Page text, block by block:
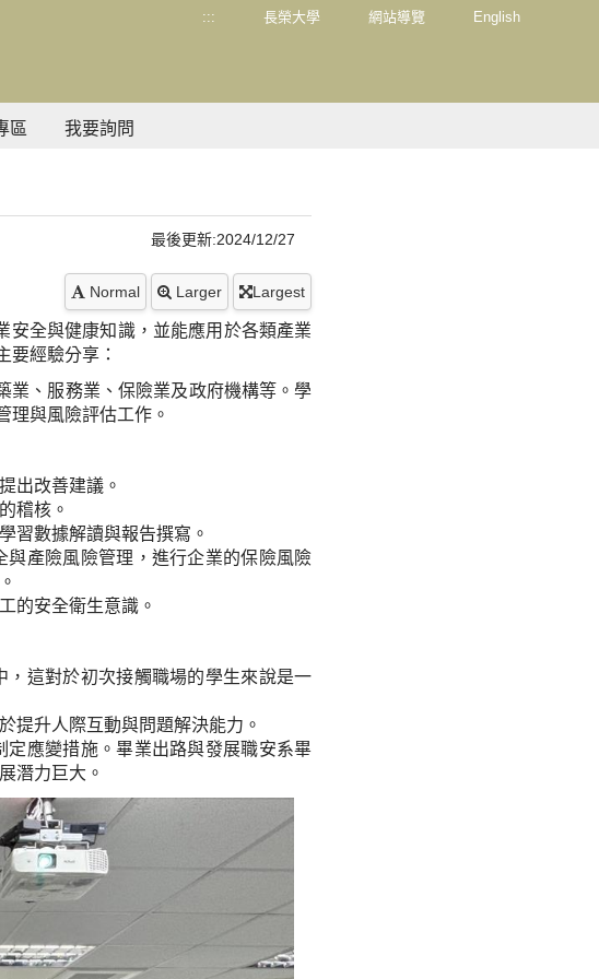
::: 長榮大學 網站導覽 English
區 我要詢問
最後更新:2024/12/27
Normal Larger Largest
安全與健康知識，並能應用於各類產業
要經驗分享：
業、服務業、保險業及政府機構等。學
理與風險評估工作。
出改善建議。
稽核。
習數據解讀與報告撰寫。
產險風險管理，進行企業的保險風險
的安全衛生意識。
這對於初次接觸職場的學生來說是一
提升人際互動與問題解決能力。
應變措施。畢業出路與發展職安系畢
潛力巨大。